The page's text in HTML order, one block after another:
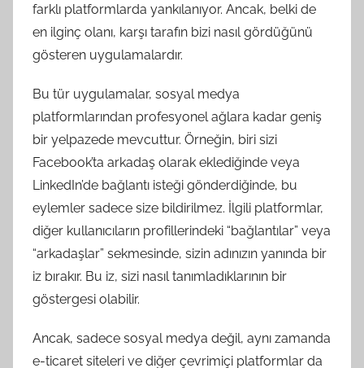
farklı platformlarda yankılanıyor. Ancak, belki de
en ilginç olanı, karşı tarafın bizi nasıl gördüğünü
gösteren uygulamalardır.
Bu tür uygulamalar, sosyal medya
platformlarından profesyonel ağlara kadar geniş
bir yelpazede mevcuttur. Örneğin, biri sizi
Facebook’ta arkadaş olarak eklediğinde veya
LinkedIn’de bağlantı isteği gönderdiğinde, bu
eylemler sadece size bildirilmez. İlgili platformlar,
diğer kullanıcıların profillerindeki “bağlantılar” veya
“arkadaşlar” sekmesinde, sizin adınızın yanında bir
iz bırakır. Bu iz, sizi nasıl tanımladıklarının bir
göstergesi olabilir.
Ancak, sadece sosyal medya değil, aynı zamanda
e-ticaret siteleri ve diğer çevrimiçi platformlar da